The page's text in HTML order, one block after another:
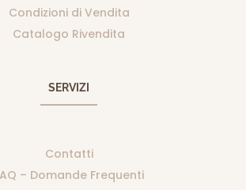
Condizioni di Vendita
Catalogo Rivendita
SERVIZI
Contatti
– Domande Frequenti